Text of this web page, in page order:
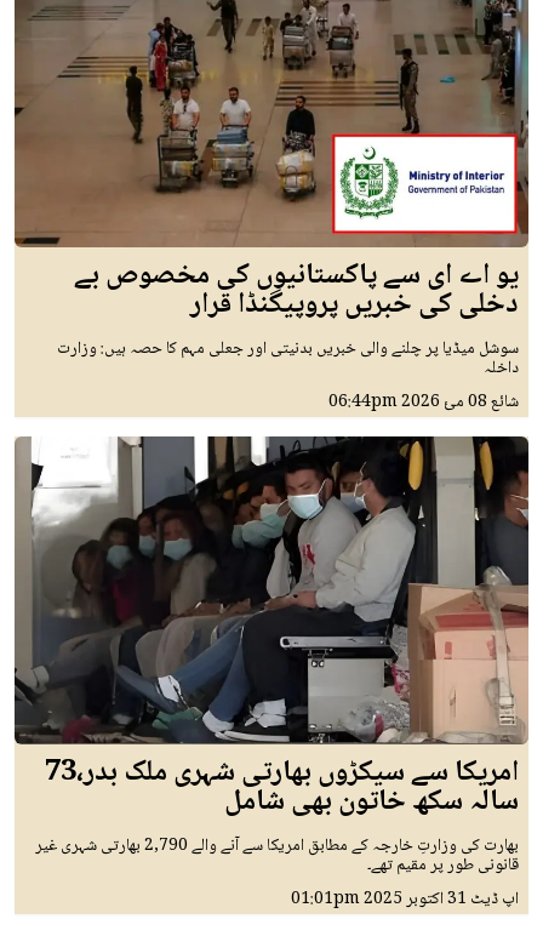
یو اے ای سے پاکستانیوں کی مخصوص بے
دخلی کی خبریں پروپیگنڈا قرار
سوشل میڈیا پر چلنے والی خبریں بدنیتی اور جعلی مہم کا حصہ ہیں: وزارت
داخلہ
شائع08 مئ 2026 06:44pm
امریکا سے سیکڑوں بھارتی شہری ملک بدر،73
سالہ سکھ خاتون بھی شامل
بھارت کی وزارتِ خارجہ کے مطابق امریکا سے آنے والے 2,790 بھارتی شہری غیر
قانونی طور پر مقیم تھے۔
اپ ڈیٹ 31 اکتوبر 2025 01:01pm